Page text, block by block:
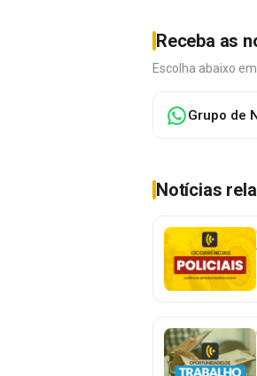
Receba as
Escolha abaixo
Grupo de
Notícias